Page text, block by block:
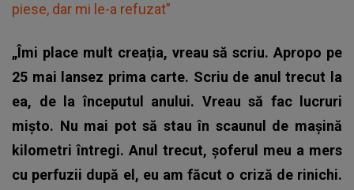
piese, dar mi le-a refuzat”
„Îmi place mult creația, vreau să scriu. Apropo pe
25 mai lansez prima carte. Scriu de anul trecut la
ea, de la începutul anului. Vreau să fac lucruri
mișto. Nu mai pot să stau în scaunul de mașină
kilometri întregi. Anul trecut, șoferul meu a mers
cu perfuzii după el, eu am făcut o criză de rinichi.